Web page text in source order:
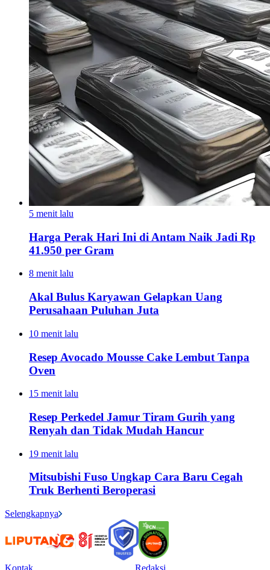
5 menit lalu
Harga Perak Hari Ini di Antam Naik Jadi Rp
41.950 per Gram
8 menit lalu
Akal Bulus Karyawan Gelapkan Uang
Perusahaan Puluhan Juta
10 menit lalu
Resep Avocado Mousse Cake Lembut Tanpa
Oven
15 menit lalu
Resep Perkedel Jamur Tiram Gurih yang
Renyah dan Tidak Mudah Hancur
19 menit lalu
Mitsubishi Fuso Ungkap Cara Baru Cegah
Truk Berhenti Beroperasi
Selengkapnya